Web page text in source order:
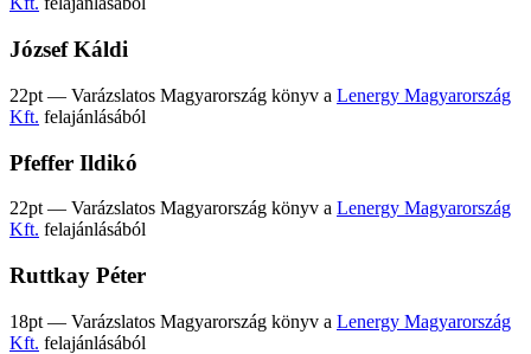
József Káldi
22pt — Varázslatos Magyarország könyv a Lenergy Magyarország
Kft. felajánlásából
Pfeffer Ildikó
22pt — Varázslatos Magyarország könyv a Lenergy Magyarország
Kft. felajánlásából
Ruttkay Péter
18pt — Varázslatos Magyarország könyv a Lenergy Magyarország
Kft. felajánlásából